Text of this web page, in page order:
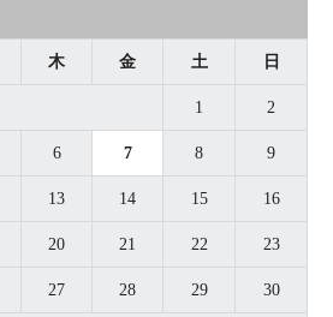
0 0
木 金 土 日
1 2
6 7 8 9
13 14 15 16
20 21 22 23
27 28 29 30